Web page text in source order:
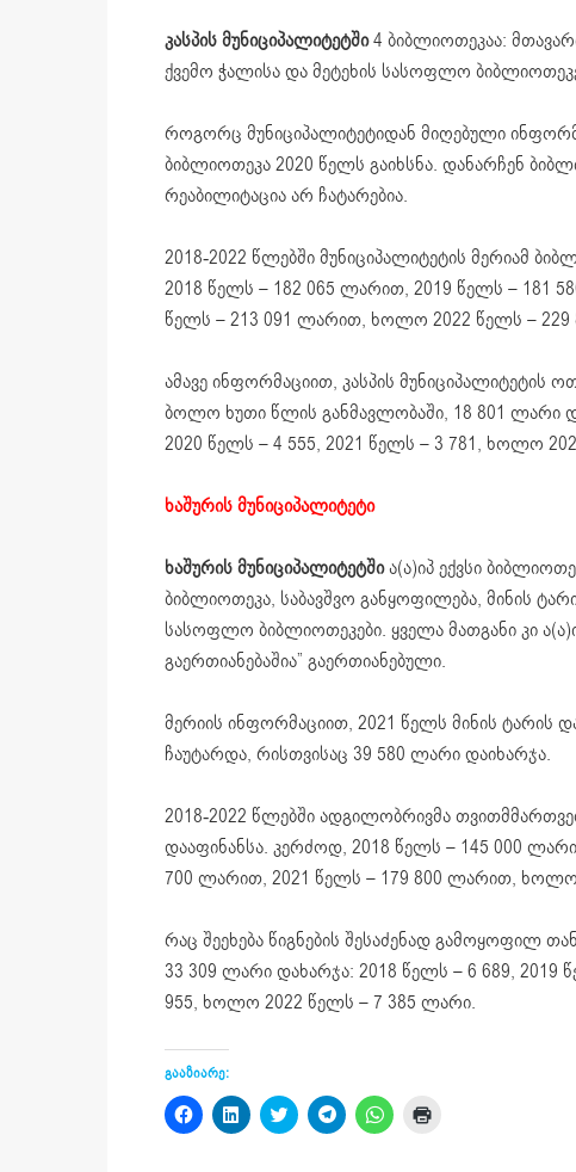
კასპის მუნიციპალიტეტში4 ბიბლიოთეკაა:
ქვემო ჭალისა და მეტეხის სასოფლო
როგორც მუნიციპალიტეტიდან მიღებული
ბიბლიოთეკა 2020 წელს გაიხსნა. დანარჩენ
რეაბილიტაცია არ ჩატარებია.
2018-2022 წლებში მუნიციპალიტეტის მერიამ
2018 წელს – 182 065 ლარით, 2019 წელს – 181
წელს – 213 091 ლარით, ხოლო 2022 წელს –
ამავე ინფორმაციით, კასპის მუნიციპალიტეტის
ბოლო ხუთი წლის განმავლობაში, 18 801 ლარი
2020 წელს – 4 555, 2021 წელს – 3 781, ხოლო
ხაშურის მუნიციპალიტეტი
ხაშურის მუნიციპალიტეტშია(ა)იპ ექვსი
ბიბლიოთეკა, საბავშვო განყოფილება, მინის
სასოფლო ბიბლიოთეკები. ყველა მათგანი კი
გაერთიანებაშია” გაერთიანებული.
მერიის ინფორმაციით, 2021 წელს მინის ტარის
ჩაუტარდა, რისთვისაც 39 580 ლარი დაიხარჯა.
2018-2022 წლებში ადგილობრივმა
დააფინანსა. კერძოდ, 2018 წელს – 145 000
700 ლარით, 2021 წელს – 179 800 ლარით,
რაც შეეხება წიგნების შესაძენად გამოყოფილ
33 309 ლარი დახარჯა: 2018 წელს – 6 689, 2019
955, ხოლო 2022 წელს – 7 385 ლარი.
გააზიარე:
Click
to
Click
to
Click
to
Click
to
Click
to